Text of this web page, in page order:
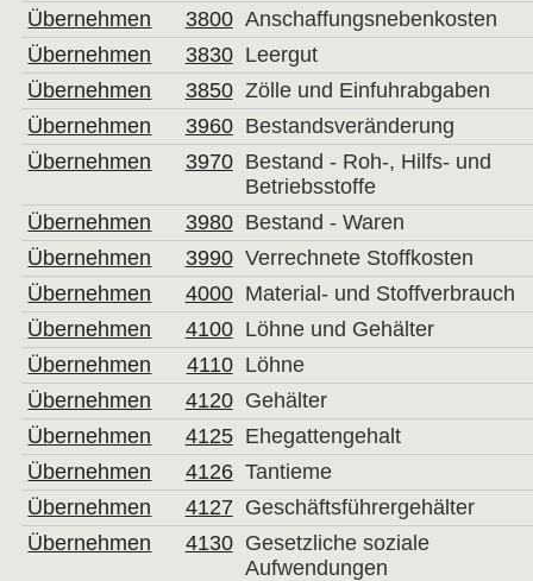
Übernehmen
3800 Anschaffungsnebenkosten
Übernehmen
3830 Leergut
Übernehmen
3850 Zölle und Einfuhrabgaben
Übernehmen
3960 Bestandsveränderung
Übernehmen
3970 Bestand - Roh-, Hilfs- und
Betriebsstoffe
Übernehmen
3980 Bestand - Waren
Übernehmen
3990 Verrechnete Stoffkosten
Übernehmen
4000 Material- und Stoffverbrauch
Übernehmen
4100 Löhne und Gehälter
Übernehmen
4110 Löhne
Übernehmen
4120 Gehälter
Übernehmen
4125 Ehegattengehalt
Übernehmen
4126 Tantieme
Übernehmen
4127 Geschäftsführergehälter
Übernehmen
4130 Gesetzliche soziale
Aufwendungen